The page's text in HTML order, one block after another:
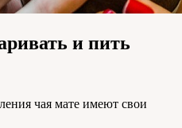
и пить
чая мате имеют свои